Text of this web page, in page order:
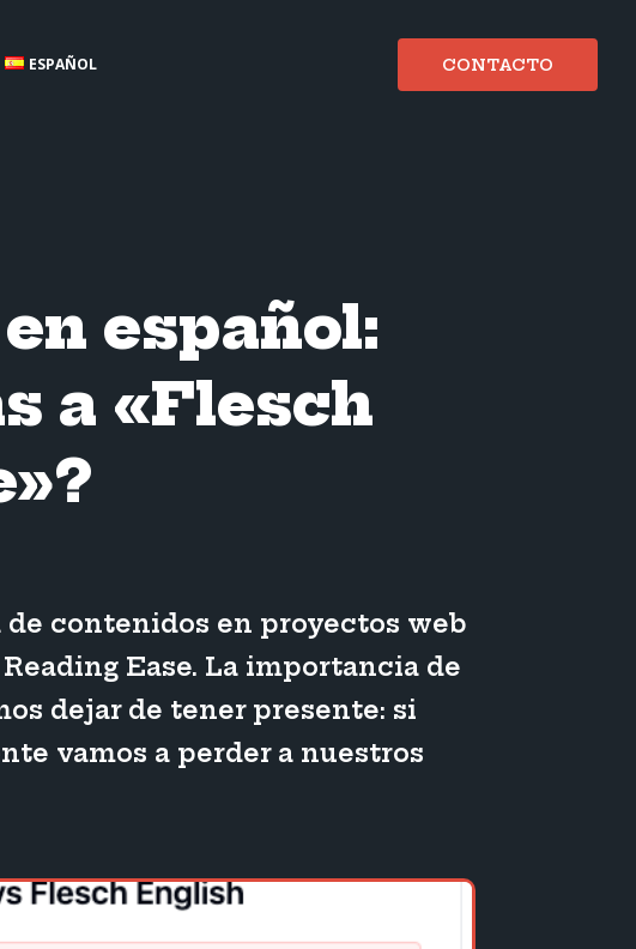
ESPAÑOL CONTACTO
español:
a «Flesch
contenidos en proyectos web
Ease. La importancia de
dejar de tener presente: si
vamos a perder a nuestros